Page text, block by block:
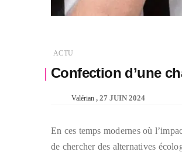
ACTU
Confection d’une
Valérian 27 JUIN 2024
En ces temps modernes où
de chercher des alternatives